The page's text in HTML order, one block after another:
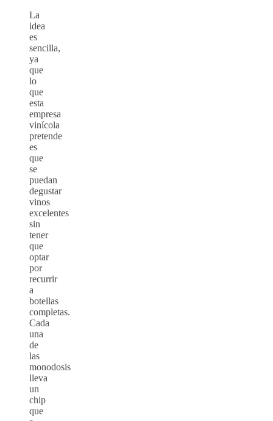
La
idea
es
sencilla,
ya
que
lo
que
esta
empresa
vinícola
pretende
es
que
se
puedan
degustar
vinos
excelentes
sin
tener
que
optar
por
recurrir
a
botellas
completas.
Cada
una
de
las
monodosis
lleva
un
chip
que